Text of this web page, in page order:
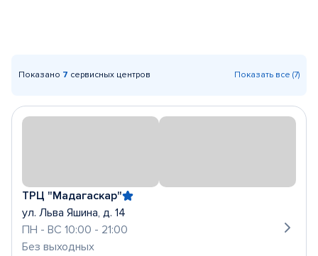
Показано 7 сервисных центров Показать все (7)
ТРЦ "Мадагаскар"
ул. Льва Яшина, д. 14
ПН - ВС 10:00 - 21:00
Без выходных